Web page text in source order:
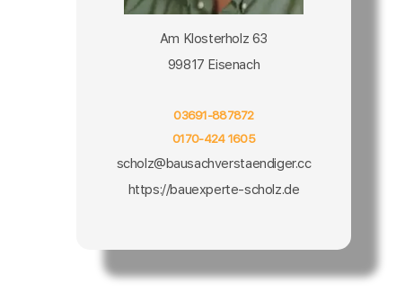
Am Klosterholz 63
99817 Eisenach
03691-887872
0170-424 1605
scholz@bausachverstaendiger.cc
https://bauexperte-scholz.de